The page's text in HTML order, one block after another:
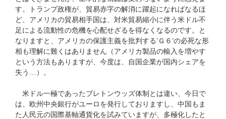
す。トランプ政権が、貿易赤字の解消に躍起になればなるほ
ど、アメリカの貿易相手国は、対米貿易縮小に伴う米ドル不
足による流動性の危機を心配せざるを得なくなるのです。と
なりますと、アメリカの保護主義を批判する’Ｇ６’の必死な形
相も理解に難くはありません（アメリカ製品の輸入を増やす
という方法もありますが、今度は、自国企業が国内シェアを
失う…）。
米ドル一極であったブレトンウッズ体制とは違い、今日で
は、欧州中央銀行がユーロを発行しておりますし、中国もま
た人民元の国際基軸通貨化を試みていますが、多極化したと